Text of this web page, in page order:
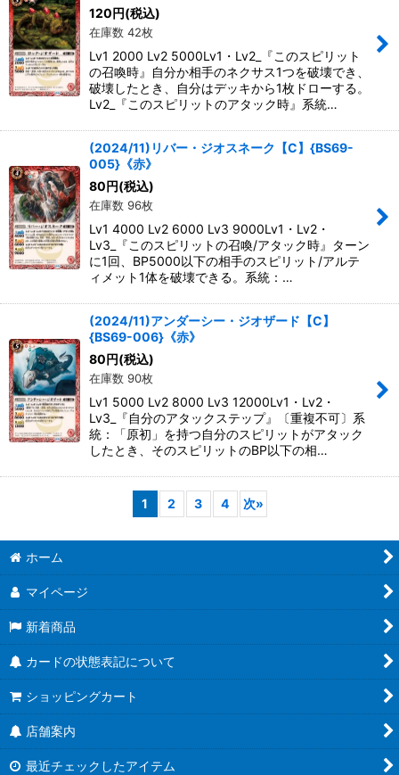
120 円(税込)
在庫数 42枚
Lv1 2000 Lv2 5000Lv1・Lv2_『このスピリット
の召喚時』自分か相手のネクサス1つを破壊でき、
破壊したとき、自分はデッキから1枚ドローする。
Lv2_『このスピリットのアタック時』系統…
(2024/11)リバー・ジオスネーク【C】{BS69-
005}《赤》
80 円(税込)
在庫数 96枚
Lv1 4000 Lv2 6000 Lv3 9000Lv1・Lv2・
Lv3_『このスピリットの召喚/アタック時』ターン
に1回、BP5000以下の相手のスピリット/アルテ
ィメット1体を破壊できる。系統：…
(2024/11)アンダーシー・ジオザード【C】
{BS69-006}《赤》
80 円(税込)
在庫数 90枚
Lv1 5000 Lv2 8000 Lv3 12000Lv1・Lv2・
Lv3_『自分のアタックステップ』〔重複不可〕系
統：「原初」を持つ自分のスピリットがアタック
したとき、そのスピリットのBP以下の相…
1 2 3 4 次»
ホーム
マイページ
新着商品
カードの状態表記について
ショッピングカート
店舗案内
最近チェックしたアイテム